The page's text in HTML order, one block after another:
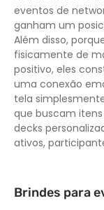
eventos de
ganham um
Além disso,
fisicamente de
positivo, eles
uma conexão
tela
que buscam
decks
ativos,
Brindes para